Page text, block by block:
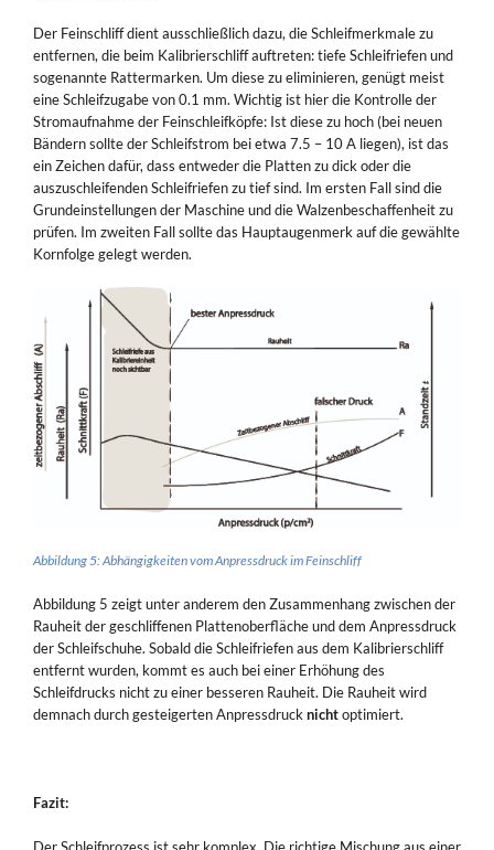
Der Feinschliff dient ausschließlich dazu, die Schleifmerkmale zu
entfernen, die beim Kalibrierschliff auftreten: tiefe Schleifriefen und
sogenannte Rattermarken. Um diese zu eliminieren, genügt meist
eine Schleifzugabe von 0.1 mm. Wichtig ist hier die Kontrolle der
Stromaufnahme der Feinschleifköpfe: Ist diese zu hoch (bei neuen
Bändern sollte der Schleifstrom bei etwa 7.5 – 10 A liegen), ist das
ein Zeichen dafür, dass entweder die Platten zu dick oder die
auszuschleifenden Schleifriefen zu tief sind. Im ersten Fall sind die
Grundeinstellungen der Maschine und die Walzenbeschaffenheit zu
prüfen. Im zweiten Fall sollte das Hauptaugenmerk auf die gewählte
Kornfolge gelegt werden.
Abbildung 5: Abhängigkeiten vom Anpressdruck im Feinschliff
Abbildung 5 zeigt unter anderem den Zusammenhang zwischen der
Rauheit der geschliffenen Plattenoberfläche und dem Anpressdruck
der Schleifschuhe. Sobald die Schleifriefen aus dem Kalibrierschliff
entfernt wurden, kommt es auch bei einer Erhöhung des
Schleifdrucks nicht zu einer besseren Rauheit. Die Rauheit wird
demnach durch gesteigerten Anpressdrucknichtoptimiert.
Fazit:
Der Schleifprozess ist sehr komplex. Die richtige Mischung aus einer